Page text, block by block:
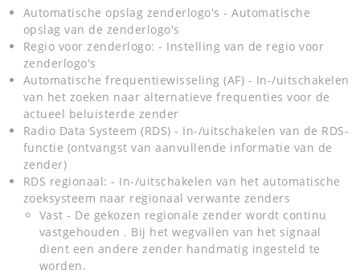
Automatische opslag zenderlogo's - Automatische
opslag van de zenderlogo's
Regio voor zenderlogo: - Instelling van de regio voor
zenderlogo's
Automatische frequentiewisseling (AF) - In-/uitschakelen
van het zoeken naar alternatieve frequenties voor de
actueel beluisterde zender
Radio Data Systeem (RDS) - In-/uitschakelen van de RDS-
functie (ontvangst van aanvullende informatie van de
zender)
RDS regionaal: - In-/uitschakelen van het automatische
zoeksysteem naar regionaal verwante zenders
Vast - De gekozen regionale zender wordt continu
vastgehouden . Bij het wegvallen van het signaal
dient een andere zender handmatig ingesteld te
worden.